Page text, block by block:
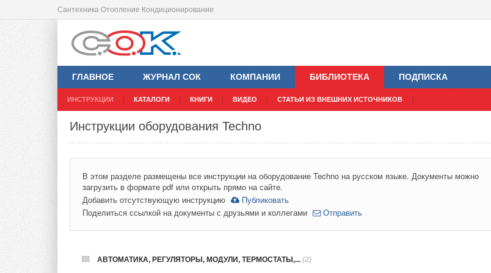
Сантехника Отопление Кондиционирование
ГЛАВНОЕ ЖУРНАЛ СОК КОМПАНИИ БИБЛИОТЕКА
ИНСТРУКЦИИ КАТАЛОГИ КНИГИ ВИДЕО СТАТЬИ ИЗ ВНЕШНИХ ИСТОЧНИКОВ
ПОДПИСКА
Инструкции оборудования Techno
В этом разделе размещены все инструкции на оборудование Techno на русском языке. Документы можно
загрузить в формате pdf или открыть прямо на сайте.
Добавить отсутствующую инструкцию
Публиковать
Поделиться ссылкой на документы с друзьями и коллегами
Отправить
АВТОМАТИКА, РЕГУЛЯТОРЫ, МОДУЛИ, ТЕРМОСТАТЫ,... (2)